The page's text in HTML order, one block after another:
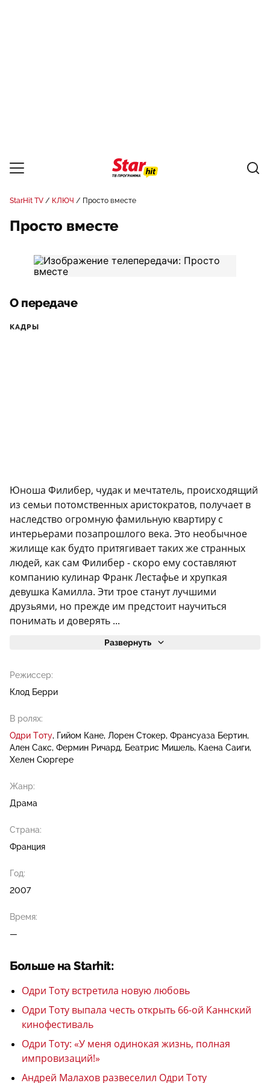
StarHit TV КЛЮЧ Просто вместе
Просто вместе
О передаче
КАДРЫ
Юноша Филибер, чудак и мечтатель, происходящий
из семьи потомственных аристократов, получает в
наследство огромную фамильную квартиру с
интерьерами позапрошлого века. Это необычное
жилище как будто притягивает таких же странных
людей, как сам Филибер - скоро ему составляют
компанию кулинар Франк Лестафье и хрупкая
девушка Камилла. Эти трое станут лучшими
друзьями, но прежде им предстоит научиться
понимать и доверять ...
Развернуть
Режиссер:
Клод Берри
В ролях:
Одри Тоту Гийом Кане Лорен Стокер Франсуаза Бертин
Ален Сакс Фермин Ричард Беатрис Мишель Каена Саиги
Хелен Сюргере
Жанр:
Драма
Страна:
Франция
Год:
2007
Время:
—
Больше на Starhit:
Одри Тоту встретила новую любовь
Одри Тоту выпала честь открыть 66-ой Каннский
кинофестиваль
Одри Тоту: «У меня одинокая жизнь, полная
импровизаций!»
Андрей Малахов развеселил Одри Тоту